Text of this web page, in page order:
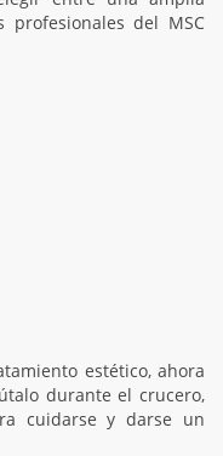
del MSC
estético, ahora
durante el crucero,
cuidarse y darse un